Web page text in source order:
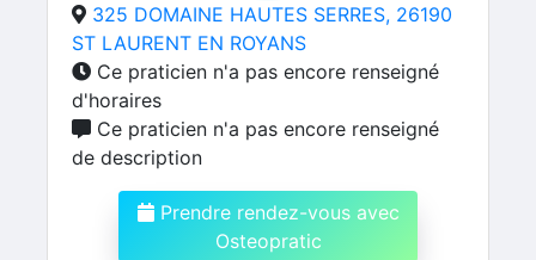
325 DOMAINE HAUTES SERRES, 26190
ST LAURENT EN ROYANS
Ce praticien n'a pas encore renseigné
d'horaires
Ce praticien n'a pas encore renseigné
de description
Prendre rendez-vous avec
Osteopratic